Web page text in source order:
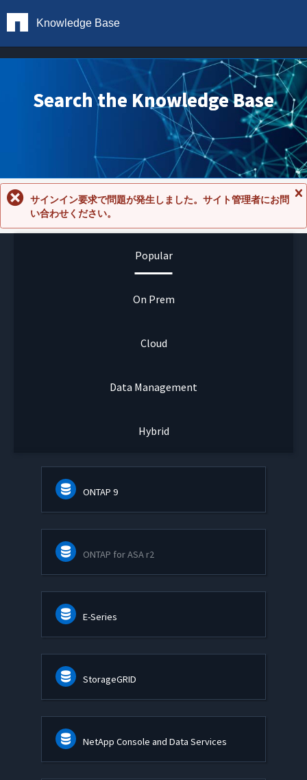
Knowledge Base
Search the Knowledge Base
セ
サインイン要求で問題が発生しました。サイト管理者にお問
い合わせください。
Popular
On Prem
Cloud
Data Management
Hybrid
ONTAP 9
ONTAP for ASA r2
E-Series
StorageGRID
NetApp Console and Data Services